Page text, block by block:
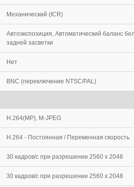
Механический (ICR)
Автоэкспозиция, Автоматический баланс
задней засветки
Нет
BNC (переключение NTSC/PAL)
H.264(MP), M-JPEG
H.264 - Постоянная / Переменная скорость
30 кадров/с при разрешении 2560 х 2048
30 кадров/c при разрешении 2560 x 2048